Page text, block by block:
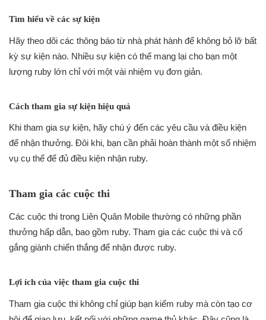
Tìm hiểu về các sự kiện
Hãy theo dõi các thông báo từ nhà phát hành để không bỏ lỡ bất
kỳ sự kiện nào. Nhiều sự kiện có thể mang lại cho bạn một
lượng ruby lớn chỉ với một vài nhiệm vụ đơn giản.
Cách tham gia sự kiện hiệu quả
Khi tham gia sự kiện, hãy chú ý đến các yêu cầu và điều kiện
để nhận thưởng. Đôi khi, bạn cần phải hoàn thành một số nhiệm
vụ cụ thể để đủ điều kiện nhận ruby.
Tham gia các cuộc thi
Các cuộc thi trong Liên Quân Mobile thường có những phần
thưởng hấp dẫn, bao gồm ruby. Tham gia các cuộc thi và cố
gắng giành chiến thắng để nhận được ruby.
Lợi ích của việc tham gia cuộc thi
Tham gia cuộc thi không chỉ giúp bạn kiếm ruby mà còn tạo cơ